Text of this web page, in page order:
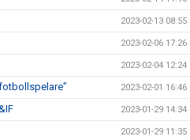
2023-02-13 08:55
2023-02-06 17:26
2023-02-04 12:24
2023-02-01 16:46
2023-01-29 14:34
2023-01-29 11:35